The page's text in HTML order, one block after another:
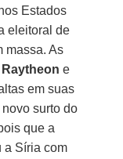
Estados
eleitoral de
massa. As
Raytheon e
em suas
surto do
que a
a Síria com